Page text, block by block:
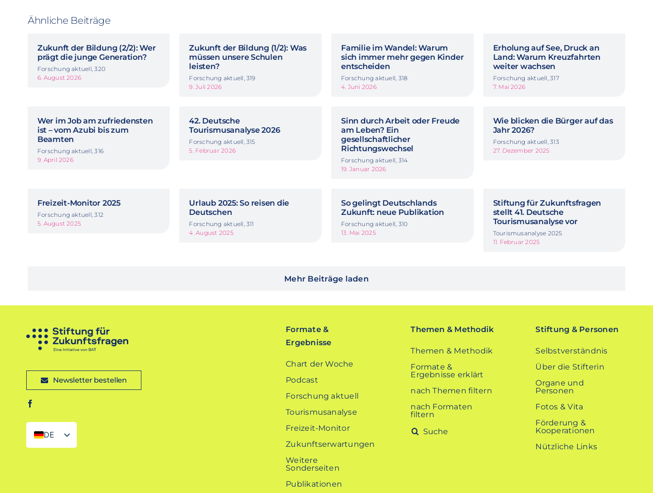
Ähnliche Beiträge
Zukunft der Bildung (2/2): Wer
prägt die junge Generation?
Forschung aktuell, 320
6. August 2026
Zukunft der Bildung (1/2): Was
müssen unsere Schulen
leisten?
Forschung aktuell, 319
9. Juli 2026
Familie im Wandel: Warum
sich immer mehr gegen Kinder
entscheiden
Forschung aktuell, 318
4. Juni 2026
Erholung auf See, Druck an
Land: Warum Kreuzfahrten
weiter wachsen
Forschung aktuell, 317
7. Mai 2026
Wer im Job am zufriedensten
ist – vom Azubi bis zum
Beamten
Forschung aktuell, 316
9. April 2026
42. Deutsche
Tourismusanalyse 2026
Forschung aktuell, 315
5. Februar 2026
Sinn durch Arbeit oder Freude
am Leben? Ein
gesellschaftlicher
Richtungswechsel
Forschung aktuell, 314
19. Januar 2026
Wie blicken die Bürger auf das
Jahr 2026?
Forschung aktuell, 313
27. Dezember 2025
Freizeit-Monitor 2025
Forschung aktuell, 312
5. August 2025
Urlaub 2025: So reisen die
Deutschen
Forschung aktuell, 311
4. August 2025
So gelingt Deutschlands
Zukunft: neue Publikation
Forschung aktuell, 310
13. Mai 2025
Stiftung für Zukunftsfragen
stellt 41. Deutsche
Tourismusanalyse vor
Tourismusanalyse 2025
11. Februar 2025
Mehr Beiträge laden
Newsletter bestellen
DE
EN
Formate &
Ergebnisse
Chart der Woche
Podcast
Forschung aktuell
Tourismusanalyse
Freizeit-Monitor
Zukunftserwartungen
Weitere
Sonderseiten
Publikationen
Themen & Methodik
Themen & Methodik
Formate &
Ergebnisse erklärt
nach Themen filtern
nach Formaten
filtern
Suche
Stiftung & Personen
Selbstverständnis
Über die Stifterin
Organe und
Personen
Fotos & Vita
Förderung &
Kooperationen
Nützliche Links